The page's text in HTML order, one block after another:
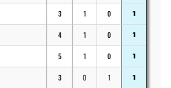
3 1 0 1
4 1 0 1
5 1 0 1
3 0 1 1